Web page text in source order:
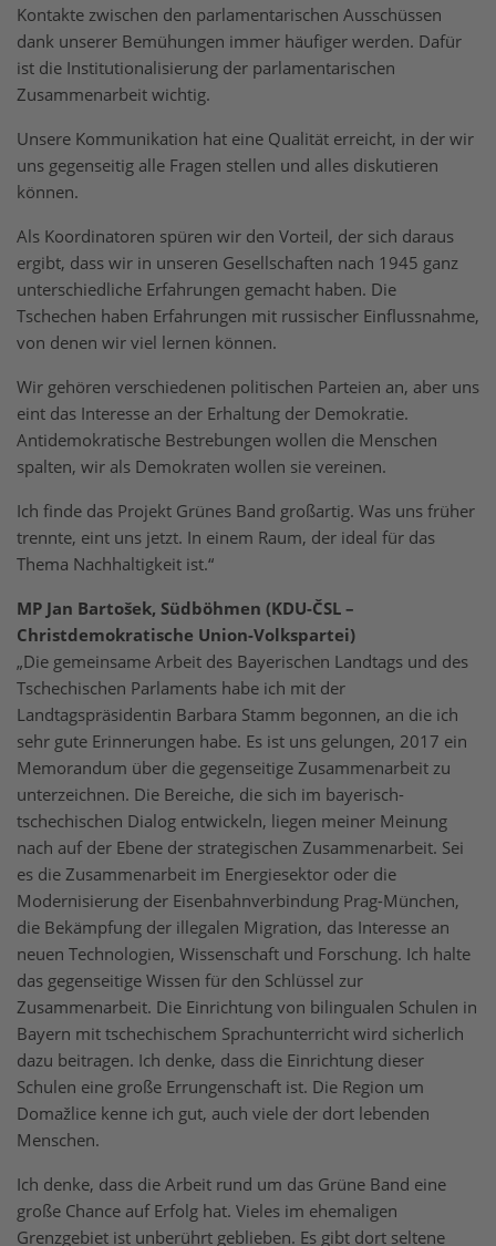
Kontakte zwischen den parlamentarischen Ausschüssen
dank unserer Bemühungen immer häufiger werden. Dafür
ist die Institutionalisierung der parlamentarischen
Zusammenarbeit wichtig.
Unsere Kommunikation hat eine Qualität erreicht, in der wir
uns gegenseitig alle Fragen stellen und alles diskutieren
können.
Als Koordinatoren spüren wir den Vorteil, der sich daraus
ergibt, dass wir in unseren Gesellschaften nach 1945 ganz
unterschiedliche Erfahrungen gemacht haben. Die
Tschechen haben Erfahrungen mit russischer Einflussnahme,
von denen wir viel lernen können.
Wir gehören verschiedenen politischen Parteien an, aber uns
eint das Interesse an der Erhaltung der Demokratie.
Antidemokratische Bestrebungen wollen die Menschen
spalten, wir als Demokraten wollen sie vereinen.
Ich finde das Projekt Grünes Band großartig. Was uns früher
trennte, eint uns jetzt. In einem Raum, der ideal für das
Thema Nachhaltigkeit ist.“
MP Jan Bartošek, Südböhmen (KDU-ČSL –
Christdemokratische Union-Volkspartei)
„Die gemeinsame Arbeit des Bayerischen Landtags und des
Tschechischen Parlaments habe ich mit der
Landtagspräsidentin Barbara Stamm begonnen, an die ich
sehr gute Erinnerungen habe. Es ist uns gelungen, 2017 ein
Memorandum über die gegenseitige Zusammenarbeit zu
unterzeichnen. Die Bereiche, die sich im bayerisch-
tschechischen Dialog entwickeln, liegen meiner Meinung
nach auf der Ebene der strategischen Zusammenarbeit. Sei
es die Zusammenarbeit im Energiesektor oder die
Modernisierung der Eisenbahnverbindung Prag-München,
die Bekämpfung der illegalen Migration, das Interesse an
neuen Technologien, Wissenschaft und Forschung. Ich halte
das gegenseitige Wissen für den Schlüssel zur
Zusammenarbeit. Die Einrichtung von bilingualen Schulen in
Bayern mit tschechischem Sprachunterricht wird sicherlich
dazu beitragen. Ich denke, dass die Einrichtung dieser
Schulen eine große Errungenschaft ist. Die Region um
Domažlice kenne ich gut, auch viele der dort lebenden
Menschen.
Ich denke, dass die Arbeit rund um das Grüne Band eine
große Chance auf Erfolg hat. Vieles im ehemaligen
Grenzgebiet ist unberührt geblieben. Es gibt dort seltene